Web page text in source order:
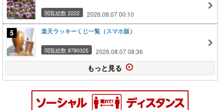
閲覧総数 2222 2026.08.07 00:10
楽天ラッキーくじ一覧（スマホ版）
閲覧総数 8780325 2026.08.07 08:36
もっと見る